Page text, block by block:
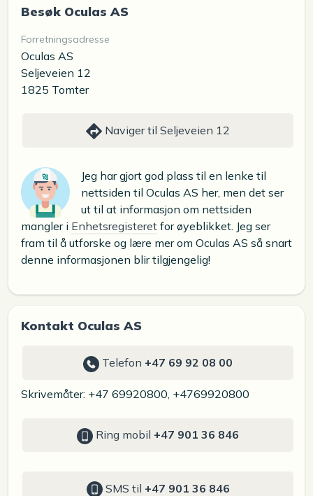
Besøk Oculas AS
Forretningsadresse
Oculas AS
Seljeveien 12
1825 Tomter
Naviger til Seljeveien 12
Jeg har gjort god plass til en lenke til
nettsiden til Oculas AS her, men det ser
ut til at informasjon om nettsiden
mangler i Enhetsregisteret for øyeblikket. Jeg ser
fram til å utforske og lære mer om Oculas AS så snart
denne informasjonen blir tilgjengelig!
Kontakt Oculas AS
Telefon +47 69 92 08 00
Skrivemåter: +47 69920800, +4769920800
Ring mobil +47 901 36 846
SMS til +47 901 36 846